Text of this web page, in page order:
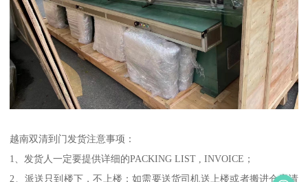
越南双清到门发货注意事项：
1、发货人一定要提供详细的PACKING LIST , INVOICE；
2、派送只到楼下，不上楼；如需要送货司机送上楼或者搬进仓库请